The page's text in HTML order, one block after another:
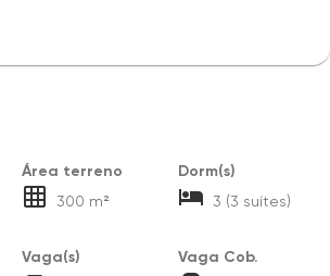
Área terreno
300 m²
Dorm(s)
3 (3 suítes)
Vaga(s) Vaga Cob.